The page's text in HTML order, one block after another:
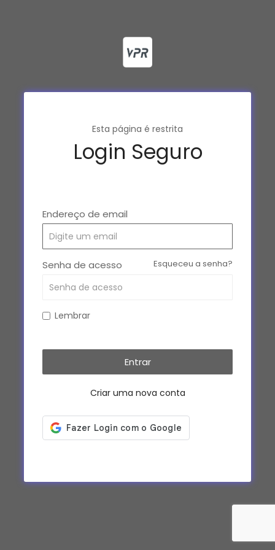
Login Seguro
Esta página é restrita
Endereço de email
Senha de acesso Esqueceu a senha?
Lembrar
Criar uma nova conta